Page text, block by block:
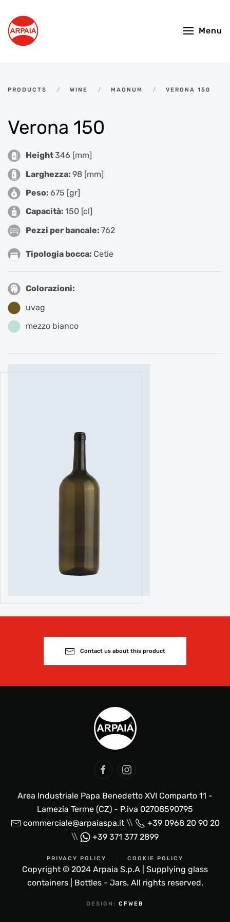
Skip to main content
Menu
PRODUCTS WINE MAGNUM VERONA 150
Verona 150
Height346 [mm]
Larghezza: 98 [mm]
Peso: 675 [gr]
Capacità: 150 [cl]
Pezzi per bancale: 762
Tipologia bocca: Cetie
Colorazioni:
uvag
mezzo bianco
Contact us about this product
Area Industriale Papa Benedetto XVI Comparto 11 -
Lamezia Terme (CZ) - P.iva 02708590795
commerciale@arpaiaspa.it\\
+39 0968 20 90 20
\\
+39 371 377 2899
PRIVACY POLICY COOKIE POLICY
Copyright © 2024 Arpaia S.p.A | Supplying glass
containers | Bottles - Jars. All rights reserved.
DESIGN: CFWEB